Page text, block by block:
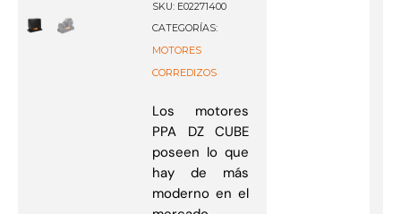
SKU: E02271400
CATEGORÍAS:
MOTORES
CORREDIZOS
Los motores
PPA DZ CUBE
poseen lo que
hay de más
moderno en el